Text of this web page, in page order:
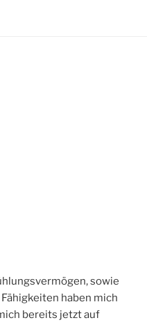
sowie
haben mich
bereits jetzt auf